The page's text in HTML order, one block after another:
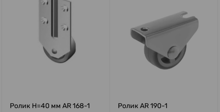
Ролик H=40 мм AR 168-1 Ролик AR 190-1